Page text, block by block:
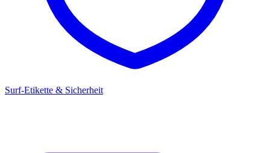
Surf-Etikette & Sicherheit